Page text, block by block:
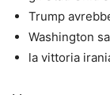
Trump
Washington
la vittoria